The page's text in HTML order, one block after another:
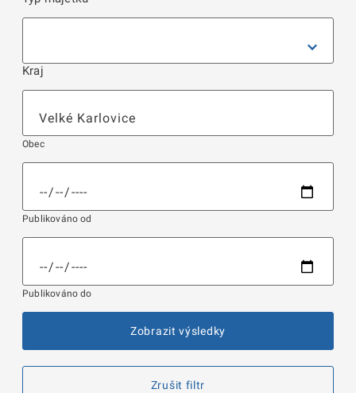
Kraj
Obec
Publikováno od
Publikováno do
Zobrazit výsledky
Zrušit filtr